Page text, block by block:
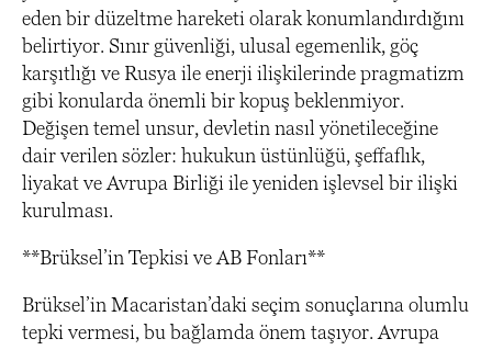
eden bir düzeltme hareketi olarak konumlandırdığını
belirtiyor. Sınır güvenliği, ulusal egemenlik, göç
karşıtlığı ve Rusya ile enerji ilişkilerinde pragmatizm
gibi konularda önemli bir kopuş beklenmiyor.
Değişen temel unsur, devletin nasıl yönetileceğine
dair verilen sözler: hukukun üstünlüğü, şeffaflık,
liyakat ve Avrupa Birliği ile yeniden işlevsel bir ilişki
kurulması.
**Brüksel’in Tepkisi ve AB Fonları**
Brüksel’in Macaristan’daki seçim sonuçlarına olumlu
tepki vermesi, bu bağlamda önem taşıyor. Avrupa